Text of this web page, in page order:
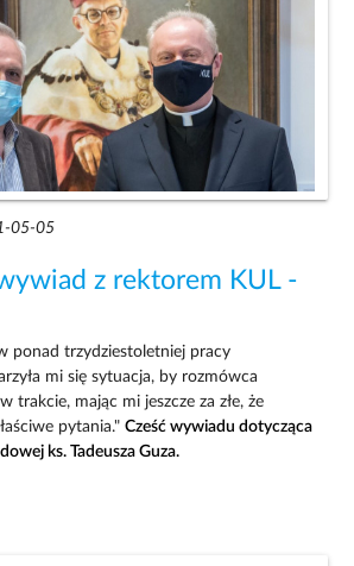
05-05
z rektorem KUL -
ponad trzydziestoletniej pracy
mi się sytuacja, by rozmówca
trakcie, mając mi jeszcze za złe, że
pytania."Cześć wywiadu dotycząca
ks. Tadeusza Guza.